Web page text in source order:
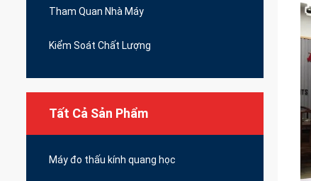
Tham Quan Nhà Máy
Kiểm Soát Chất Lượng
Tất Cả Sản Phẩm
Máy đo thấu kính quang học